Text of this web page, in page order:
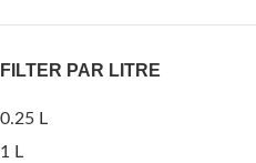
FILTER PAR LITRE
0.25 L
1 L